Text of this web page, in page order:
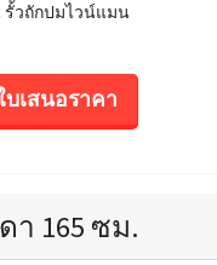
รั้วถักปมไวน์แมน
เสนอราคา
า 165 ซม.